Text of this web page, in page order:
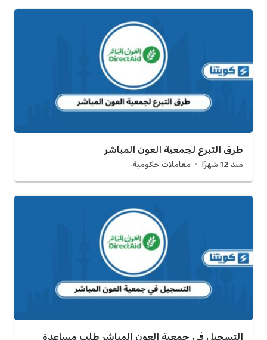
طرق التبرع لجمعية العون المباشر
منذ 12 شهرًا معاملات حكومية
التسجيل في جمعية العون المباشر طلب مساعدة